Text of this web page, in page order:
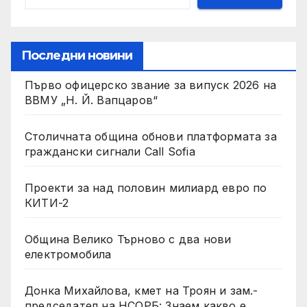
Последни новини
Първо офицерско звание за випуск 2026 на
ВВМУ „Н. Й. Вапцаров“
Столичната община обнови платформата за
граждански сигнали Call Sofia
Проекти за над половин милиард евро по
КИТИ-2
Община Велико Търново с два нови
електромобила
Донка Михайлова, кмет на Троян и зам.-